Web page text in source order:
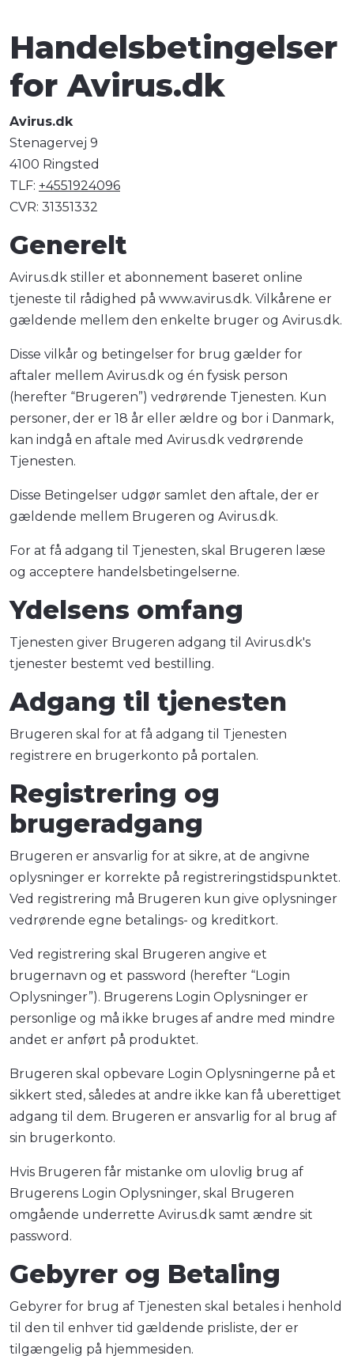
Handelsbetingelser
for Avirus.dk
Avirus.dk
Stenagervej 9
4100 Ringsted
TLF: +4551924096
CVR: 31351332
Generelt
Avirus.dk stiller et abonnement baseret online
tjeneste til rådighed på www.avirus.dk. Vilkårene er
gældende mellem den enkelte bruger og Avirus.dk.
Disse vilkår og betingelser for brug gælder for
aftaler mellem Avirus.dk og én fysisk person
(herefter “Brugeren”) vedrørende Tjenesten. Kun
personer, der er 18 år eller ældre og bor i Danmark,
kan indgå en aftale med Avirus.dk vedrørende
Tjenesten.
Disse Betingelser udgør samlet den aftale, der er
gældende mellem Brugeren og Avirus.dk.
For at få adgang til Tjenesten, skal Brugeren læse
og acceptere handelsbetingelserne.
Ydelsens omfang
Tjenesten giver Brugeren adgang til Avirus.dk's
tjenester bestemt ved bestilling.
Adgang til tjenesten
Brugeren skal for at få adgang til Tjenesten
registrere en brugerkonto på portalen.
Registrering og
brugeradgang
Brugeren er ansvarlig for at sikre, at de angivne
oplysninger er korrekte på registreringstidspunktet.
Ved registrering må Brugeren kun give oplysninger
vedrørende egne betalings- og kreditkort.
Ved registrering skal Brugeren angive et
brugernavn og et password (herefter “Login
Oplysninger”). Brugerens Login Oplysninger er
personlige og må ikke bruges af andre med mindre
andet er anført på produktet.
Brugeren skal opbevare Login Oplysningerne på et
sikkert sted, således at andre ikke kan få uberettiget
adgang til dem. Brugeren er ansvarlig for al brug af
sin brugerkonto.
Hvis Brugeren får mistanke om ulovlig brug af
Brugerens Login Oplysninger, skal Brugeren
omgående underrette Avirus.dk samt ændre sit
password.
Gebyrer og Betaling
Gebyrer for brug af Tjenesten skal betales i henhold
til den til enhver tid gældende prisliste, der er
tilgængelig på hjemmesiden.